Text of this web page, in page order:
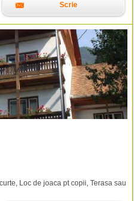
Scrie
Loc de joaca pt copii, Terasa sau